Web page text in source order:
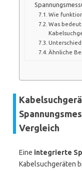
Wie
Was
Ähnliche
Vergleich
Eine integrierte
Kabelsuchgeräten